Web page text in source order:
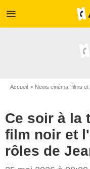
menu
Accueil News cinéma, films
Ce soir à la
film noir et
rôles de